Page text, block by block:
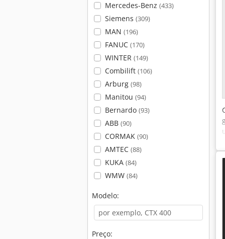
Mercedes-Benz (433)
Siemens (309)
MAN (196)
FANUC (170)
WINTER (149)
Combilift (106)
Arburg (98)
Manitou (94)
Bernardo (93)
ABB (90)
CORMAK (90)
AMTEC (88)
KUKA (84)
WMW (84)
Modelo:
Preço: